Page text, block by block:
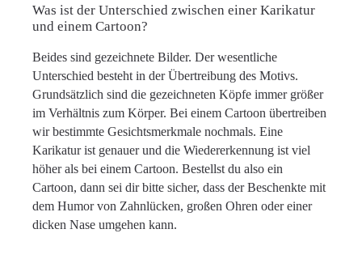
Was ist der Unterschied zwischen einer Karikatur
und einem Cartoon?
Beides sind gezeichnete Bilder. Der wesentliche
Unterschied besteht in der Übertreibung des Motivs.
Grundsätzlich sind die gezeichneten Köpfe immer größer
im Verhältnis zum Körper. Bei einem Cartoon übertreiben
wir bestimmte Gesichtsmerkmale nochmals. Eine
Karikatur ist genauer und die Wiedererkennung ist viel
höher als bei einem Cartoon. Bestellst du also ein
Cartoon, dann sei dir bitte sicher, dass der Beschenkte mit
dem Humor von Zahnlücken, großen Ohren oder einer
dicken Nase umgehen kann.